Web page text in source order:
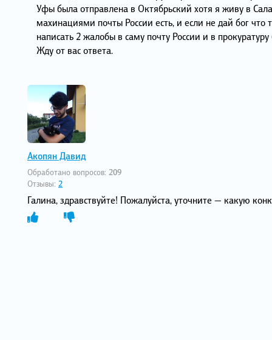
Уфы была отправлена в Октябрьский хотя я живу в
махинациями почты России есть, и если не дай бог
написать 2 жалобы в саму почту России и в
Жду от вас ответа.
Акопян Давид
Обработано вопросов: 209
Отзывы: 2
Галина, здравствуйте! Пожалуйста, уточните — какую